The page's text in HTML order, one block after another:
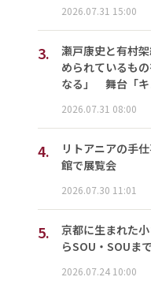
2026.07.31 15:00
3.
瀬戸康史と有村
められているも
なる」 舞台「キ
2026.07.31 08:00
4.
リトアニアの手
館で展覧会
2026.07.30 11:01
5.
京都に生まれた
らSOU・SOUまで
2026.07.24 10:00